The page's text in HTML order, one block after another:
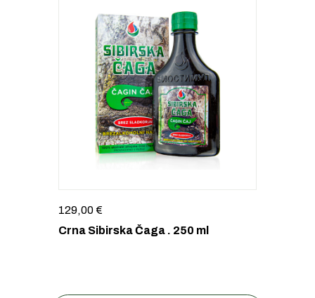
129,00 €
Crna Sibirska Čaga . 250 ml